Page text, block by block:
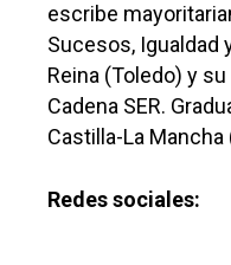
escribe
Sucesos, Igualdad
Reina (Toledo) y
Cadena SER.
Castilla-La Mancha
Redes sociales: